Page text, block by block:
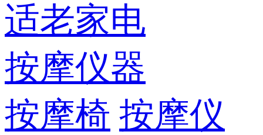
适老家电
按摩仪器
按摩椅 按摩仪